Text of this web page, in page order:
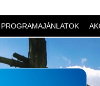
PROGRAMAJÁNLATOK